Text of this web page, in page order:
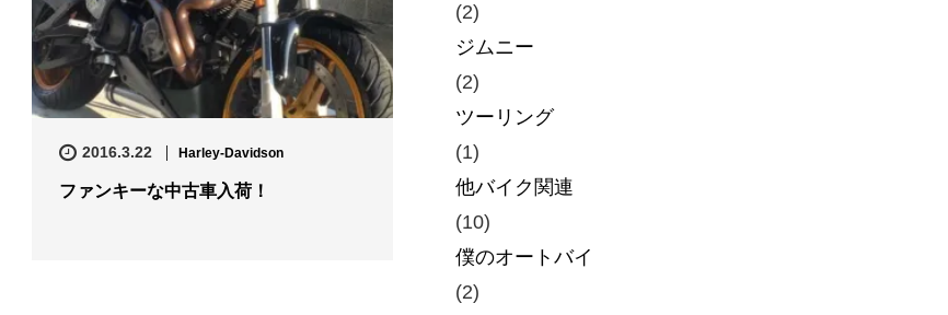
2016.3.22 Harley-Davidson
ファンキーな中古車入荷！
(2)
ジムニー
(2)
ツーリング
(1)
他バイク関連
(10)
僕のオートバイ
(2)